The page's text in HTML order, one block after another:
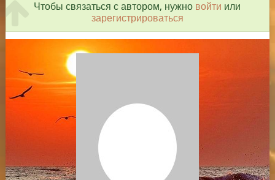
Чтобы связаться с автором, нужно войти или
зарегистрироваться